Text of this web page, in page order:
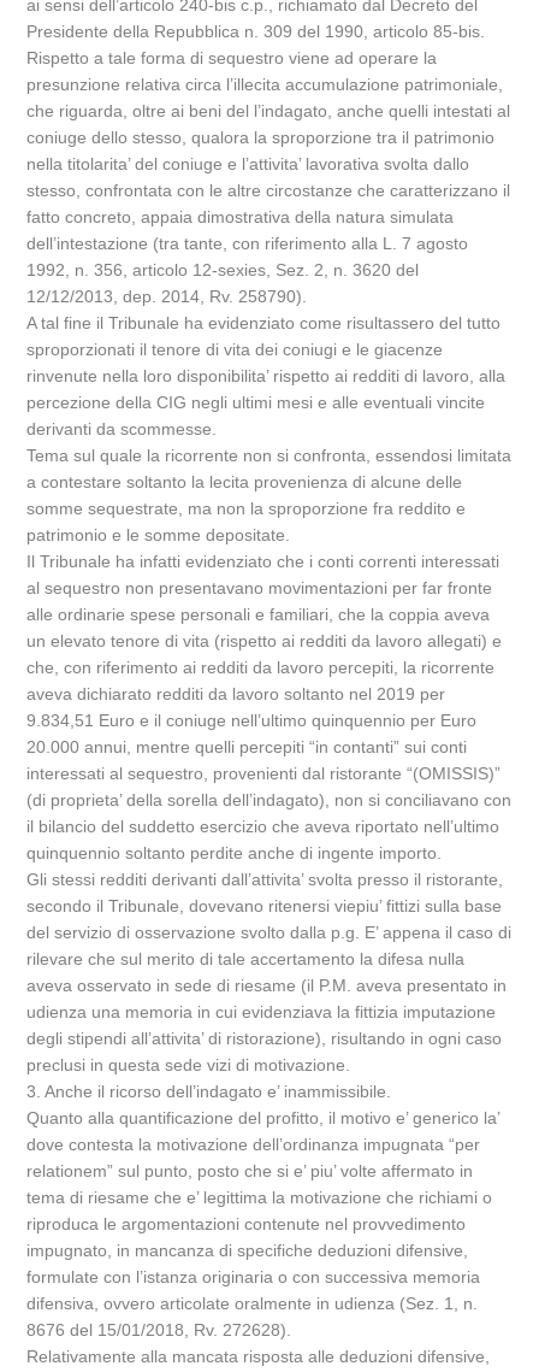
ai sensi dell’articolo 240-bis c.p., richiamato dal Decreto del
Presidente della Repubblica n. 309 del 1990, articolo 85-bis.
Rispetto a tale forma di sequestro viene ad operare la
presunzione relativa circa l’illecita accumulazione patrimoniale,
che riguarda, oltre ai beni del l’indagato, anche quelli intestati al
coniuge dello stesso, qualora la sproporzione tra il patrimonio
nella titolarita’ del coniuge e l’attivita’ lavorativa svolta dallo
stesso, confrontata con le altre circostanze che caratterizzano il
fatto concreto, appaia dimostrativa della natura simulata
dell’intestazione (tra tante, con riferimento alla L. 7 agosto
1992, n. 356, articolo 12-sexies, Sez. 2, n. 3620 del
12/12/2013, dep. 2014, Rv. 258790).
A tal fine il Tribunale ha evidenziato come risultassero del tutto
sproporzionati il tenore di vita dei coniugi e le giacenze
rinvenute nella loro disponibilita’ rispetto ai redditi di lavoro, alla
percezione della CIG negli ultimi mesi e alle eventuali vincite
derivanti da scommesse.
Tema sul quale la ricorrente non si confronta, essendosi limitata
a contestare soltanto la lecita provenienza di alcune delle
somme sequestrate, ma non la sproporzione fra reddito e
patrimonio e le somme depositate.
Il Tribunale ha infatti evidenziato che i conti correnti interessati
al sequestro non presentavano movimentazioni per far fronte
alle ordinarie spese personali e familiari, che la coppia aveva
un elevato tenore di vita (rispetto ai redditi da lavoro allegati) e
che, con riferimento ai redditi da lavoro percepiti, la ricorrente
aveva dichiarato redditi da lavoro soltanto nel 2019 per
9.834,51 Euro e il coniuge nell’ultimo quinquennio per Euro
20.000 annui, mentre quelli percepiti “in contanti” sui conti
interessati al sequestro, provenienti dal ristorante “(OMISSIS)”
(di proprieta’ della sorella dell’indagato), non si conciliavano con
il bilancio del suddetto esercizio che aveva riportato nell’ultimo
quinquennio soltanto perdite anche di ingente importo.
Gli stessi redditi derivanti dall’attivita’ svolta presso il ristorante,
secondo il Tribunale, dovevano ritenersi viepiu’ fittizi sulla base
del servizio di osservazione svolto dalla p.g. E’ appena il caso di
rilevare che sul merito di tale accertamento la difesa nulla
aveva osservato in sede di riesame (il P.M. aveva presentato in
udienza una memoria in cui evidenziava la fittizia imputazione
degli stipendi all’attivita’ di ristorazione), risultando in ogni caso
preclusi in questa sede vizi di motivazione.
3. Anche il ricorso dell’indagato e’ inammissibile.
Quanto alla quantificazione del profitto, il motivo e’ generico la’
dove contesta la motivazione dell’ordinanza impugnata “per
relationem” sul punto, posto che si e’ piu’ volte affermato in
tema di riesame che e’ legittima la motivazione che richiami o
riproduca le argomentazioni contenute nel provvedimento
impugnato, in mancanza di specifiche deduzioni difensive,
formulate con l’istanza originaria o con successiva memoria
difensiva, ovvero articolate oralmente in udienza (Sez. 1, n.
8676 del 15/01/2018, Rv. 272628).
Relativamente alla mancata risposta alle deduzioni difensive,